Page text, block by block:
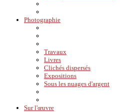
Photographie
Travaux
Livres
Clichés dispersés
Expositions
Sous les nuages d'argent
Sur l'œuvre